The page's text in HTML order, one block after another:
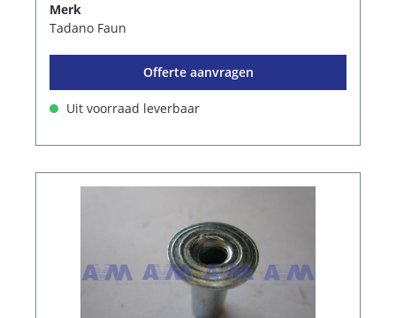
Merk
Tadano Faun
Offerte aanvragen
Uit voorraad leverbaar